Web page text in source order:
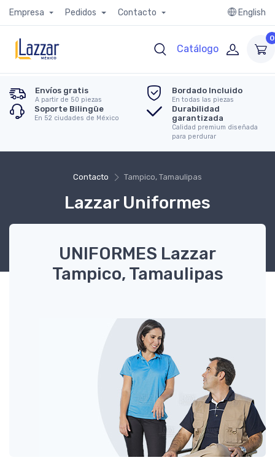
Empresa Pedidos Contacto English
Catálogo
0
Envíos gratis
A partir de 50 piezas
Bordado Incluido
En todas las piezas
Soporte Bilingüe
En 52 ciudades de México
Durabilidad
garantizada
Calidad premium diseñada
para perdurar
Contacto Tampico, Tamaulipas
Lazzar Uniformes
UNIFORMES Lazzar
Tampico, Tamaulipas